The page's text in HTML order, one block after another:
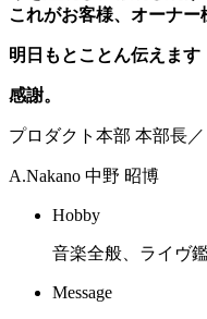
これがお客様、オーナー
明日もとことん伝えます
感謝。
プロダクト本部 本部長
A.Nakano 中野 昭博
Hobby
音楽全般、ライヴ
Message